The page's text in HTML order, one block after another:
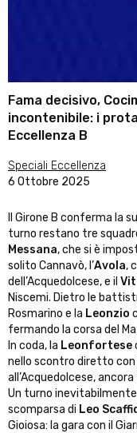
Fama decisivo,
incontenibile: i
Eccellenza B
Speciali Eccellenza
6 Ottobre 2025
Il Girone B conferma la
turno restano tre
Messana, che si è
solito Cannavò, l’Avola,
dell’Acquedolcese, e il
Niscemi. Dietro le
Rosmarino e la Leonzio
fermando la corsa del
In coda, la Leonfortese
nello scontro diretto con
all’Acquedolcese,
Un turno
scomparsa di Leo
Gioiosa: la gara con il